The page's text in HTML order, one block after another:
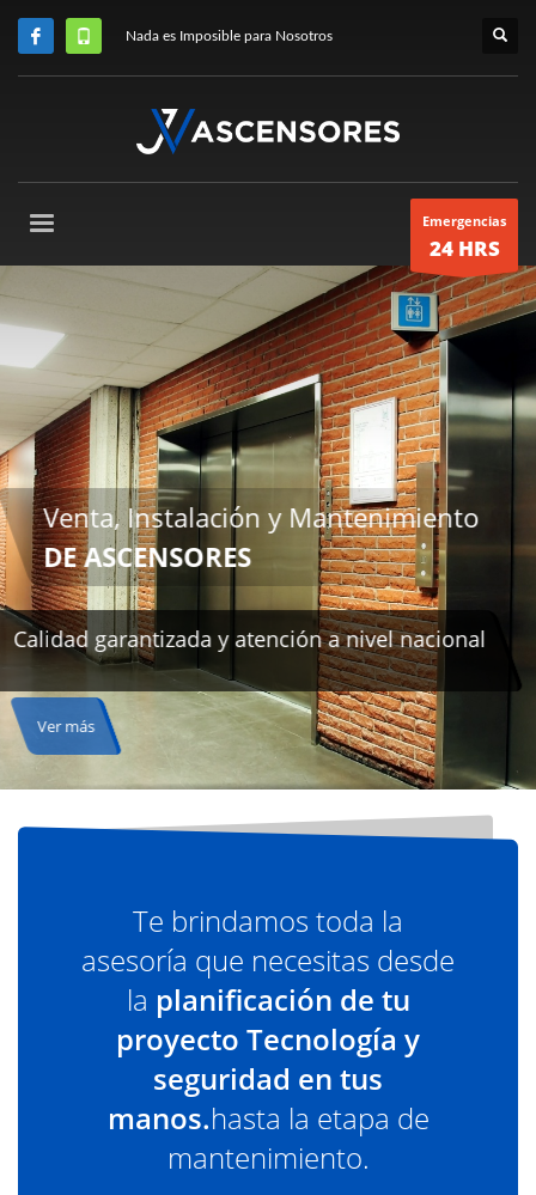
Nada es Imposible para Nosotros
Emergencias
24 HRS
Te brindamos toda la
asesoría que necesitas desde
la planificación de tu
proyecto Tecnología y
seguridad en tus
manos.hasta la etapa de
mantenimiento.